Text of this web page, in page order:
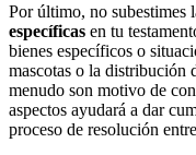
Por último, no subestimes
específicas en tu
bienes específicos o
mascotas o la distribución
menudo son motivo de
aspectos ayudará a dar
proceso de resolución